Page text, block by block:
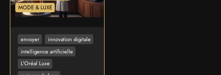
MODE & LUXE
envoyer
innovation digitale
intelligence artificielle
L'Oréal Luxe